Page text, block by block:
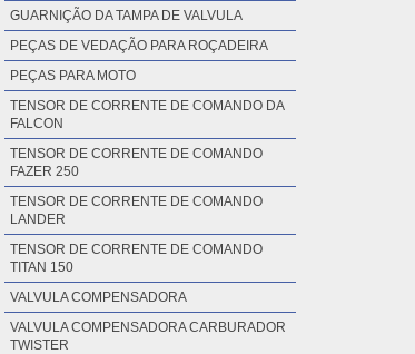
GUARNIÇÃO DA TAMPA DE VALVULA
PEÇAS DE VEDAÇÃO PARA ROÇADEIRA
PEÇAS PARA MOTO
TENSOR DE CORRENTE DE COMANDO DA
FALCON
TENSOR DE CORRENTE DE COMANDO
FAZER 250
TENSOR DE CORRENTE DE COMANDO
LANDER
TENSOR DE CORRENTE DE COMANDO
TITAN 150
VALVULA COMPENSADORA
VALVULA COMPENSADORA CARBURADOR
TWISTER